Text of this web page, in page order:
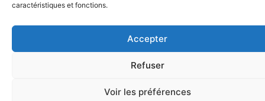
caractéristiques et fonctions.
Accepter
Refuser
Voir les préférences